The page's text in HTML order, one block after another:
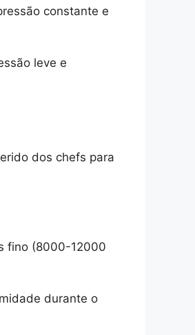
constante e
leve e
dos chefs para
fino (8000-12000
durante o